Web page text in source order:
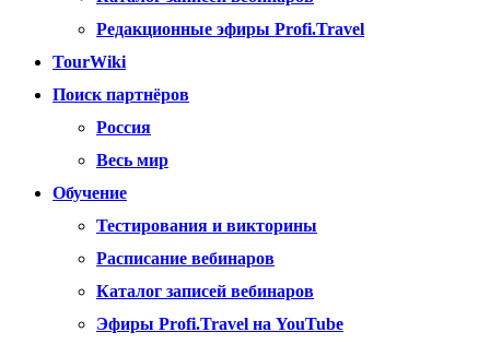
Редакционные эфиры Profi.Travel
TourWiki
Поиск партнёров
Россия
Весь мир
Обучение
Тестирования и викторины
Расписание вебинаров
Каталог записей вебинаров
Эфиры Profi.Travel на YouTube